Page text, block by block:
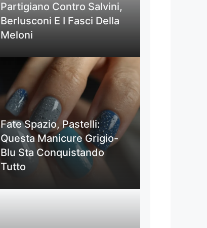
Partigiano Contro Salvini,
Berlusconi E I Fasci Della
Meloni
Fate Spazio, Pastelli:
Questa Manicure Grigio-
Blu Sta Conquistando
Tutto